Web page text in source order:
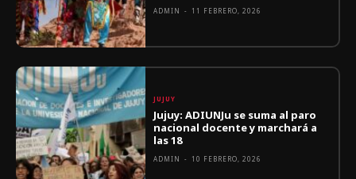
ADMIN - 11 FEBRERO, 2026
JUJUY
Jujuy: ADIUNJu se suma al paro
nacional docente y marchará a
las 18
ADMIN - 10 FEBRERO, 2026